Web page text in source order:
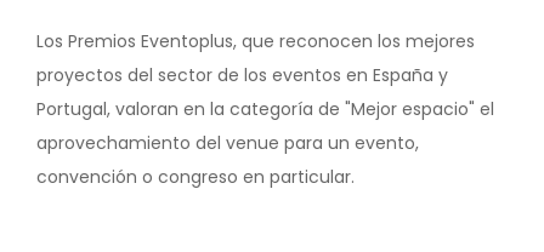
Los Premios Eventoplus, que reconocen los mejores
proyectos del sector de los eventos en España y
Portugal, valoran en la categoría de "Mejor espacio" el
aprovechamiento del venue para un evento,
convención o congreso en particular.